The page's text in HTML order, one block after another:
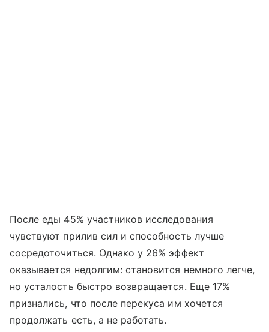
После еды 45% участников исследования
чувствуют прилив сил и способность лучше
сосредоточиться. Однако у 26% эффект
оказывается недолгим: становится немного легче,
но усталость быстро возвращается. Еще 17%
признались, что после перекуса им хочется
продолжать есть, а не работать.